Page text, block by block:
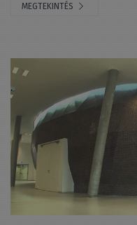
MEGTEKINTÉS